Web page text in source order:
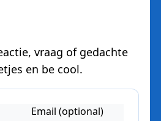
vraag of gedachte
en be cool.